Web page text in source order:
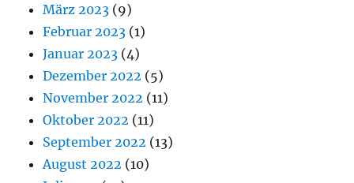
März 2023 (9)
Februar 2023 (1)
Januar 2023 (4)
Dezember 2022 (5)
November 2022 (11)
Oktober 2022 (11)
September 2022 (13)
August 2022 (10)